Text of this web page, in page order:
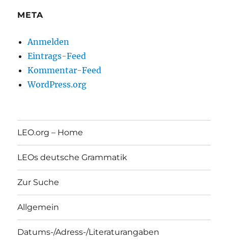
META
Anmelden
Eintrags-Feed
Kommentar-Feed
WordPress.org
LEO.org – Home
LEOs deutsche Grammatik
Zur Suche
Allgemein
Datums-/Adress-/Literaturangaben